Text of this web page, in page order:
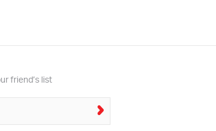
friend’s list